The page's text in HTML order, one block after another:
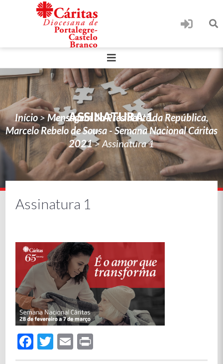
ASSINATURA 1
Início>Mensagem do Presidente da República,
Marcelo Rebelo de Sousa - Semana Nacional Cáritas
2021>Assinatura 1
Assinatura 1
Facebook
Twitter
Email